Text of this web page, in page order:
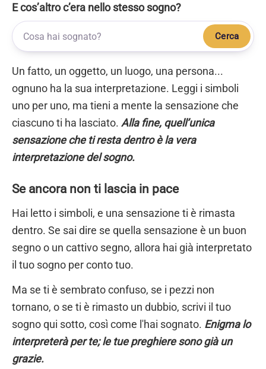
E cos’altro c’era nello stesso sogno?
Cerca
Un fatto, un oggetto, un luogo, una persona...
ognuno ha la sua interpretazione. Leggi i simboli
uno per uno, ma tieni a mente la sensazione che
ciascuno ti ha lasciato. Alla fine, quell’unica
sensazione che ti resta dentro è la vera
interpretazione del sogno.
Se ancora non ti lascia in pace
Hai letto i simboli, e una sensazione ti è rimasta
dentro. Se sai dire se quella sensazione è un buon
segno o un cattivo segno, allora hai già interpretato
il tuo sogno per conto tuo.
Ma se ti è sembrato confuso, se i pezzi non
tornano, o se ti è rimasto un dubbio, scrivi il tuo
sogno qui sotto, così come l'hai sognato. Enigma lo
interpreterà per te; le tue preghiere sono già un
grazie.